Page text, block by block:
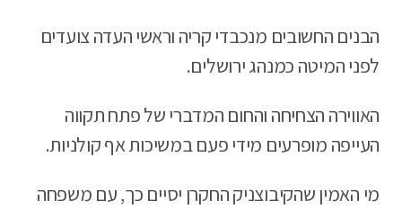
הבנים החשובים מנכבדי קריה וראשי העדה צועדים
לפני המיטה כמנהג ירושלים.
האווירה הצחיחה והחום המדברי של פתח תקווה
העייפה מופרעים מידי פעם במשיכות אף קולניות.
מי האמין שהקיבוצניק החקרן יסיים כך, עם משפחה